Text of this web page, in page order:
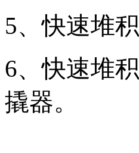
5、快速堆
6、快速堆
撬器。